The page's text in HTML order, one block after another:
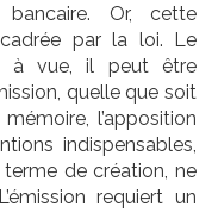
Or, cette
par la loi. Le
à vue, il peut être
quelle que soit
l’apposition
indispensables,
de création, ne
requiert un